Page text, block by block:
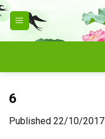
Skip
to
6
Published 22/10/2017